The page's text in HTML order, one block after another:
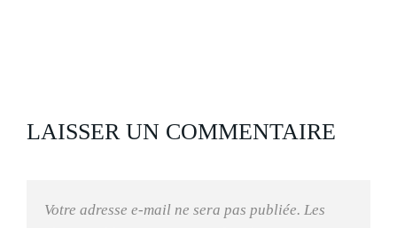
LAISSER UN COMMENTAIRE
Votre adresse e-mail ne sera pas publiée. Les